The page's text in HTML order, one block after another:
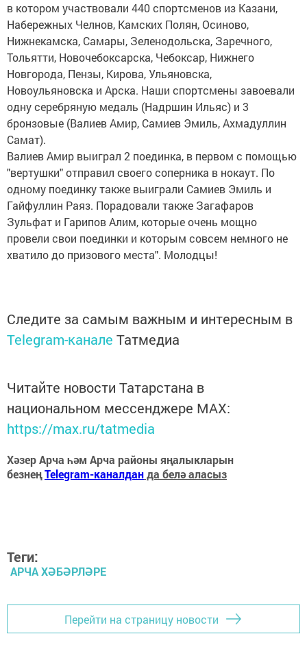
в котором участвовали 440 спортсменов из Казани,
Набережных Челнов, Камских Полян, Осиново,
Нижнекамска, Самары, Зеленодольска, Заречного,
Тольятти, Новочебоксарска, Чебоксар, Нижнего
Новгорода, Пензы, Кирова, Ульяновска,
Новоульяновска и Арска. Наши спортсмены завоевали
одну серебряную медаль (Надршин Ильяс) и 3
бронзовые (Валиев Амир, Самиев Эмиль, Ахмадуллин
Самат).
Валиев Амир выиграл 2 поединка, в первом с помощью
"вертушки" отправил своего соперника в нокаут. По
одному поединку также выиграли Самиев Эмиль и
Гайфуллин Раяз. Порадовали также Загафаров
Зульфат и Гарипов Алим, которые очень мощно
провели свои поединки и которым совсем немного не
хватило до призового места". Молодцы!
Следите за самым важным и интересным в
Telegram-канале Татмедиа
Читайте новости Татарстана в
национальном мессенджере MАХ:
https://max.ru/tatmedia
Хәзер Арча һәм Арча районы яңалыкларын
безнеңTelegram-каналданда белә аласыз
Теги:
АРЧА ХӘБӘРЛӘРЕ
Перейти на страницу новости